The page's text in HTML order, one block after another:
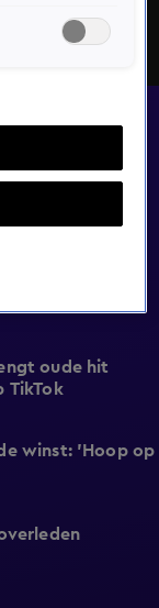
oude hit
TikTok
winst: 'Hoop op